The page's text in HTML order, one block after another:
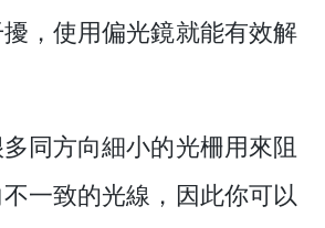
，使用偏光鏡就能有效解
同方向細小的光柵用來阻
一致的光線，因此你可以